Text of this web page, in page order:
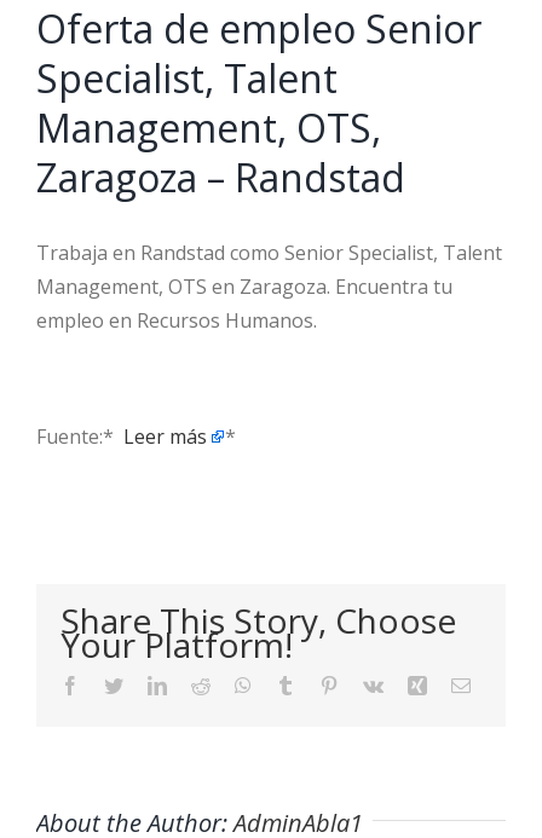
Oferta de empleo Senior
Specialist, Talent
Management, OTS,
Zaragoza – Randstad
Trabaja en Randstad como Senior Specialist, Talent
Management, OTS en Zaragoza. Encuentra tu
empleo en Recursos Humanos.
Fuente:* ​ Leer más *
Share This Story, Choose
Your Platform!
Facebook
TwitterLinkedIn
Reddit WhatsApp
Tumblr Pinterest
Vk Xing Email
About the Author:AdminAbla1